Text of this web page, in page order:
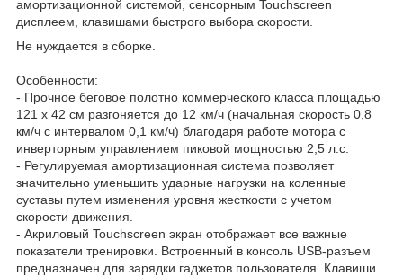
амортизационной системой, сенсорным Touchscreen
дисплеем, клавишами быстрого выбора скорости.
Не нуждается в сборке.
Особенности:
- Прочное беговое полотно коммерческого класса площадью
121 х 42 см разгоняется до 12 км/ч (начальная скорость 0,8
км/ч с интервалом 0,1 км/ч) благодаря работе мотора с
инверторным управлением пиковой мощностью 2,5 л.с.
- Регулируемая амортизационная система позволяет
значительно уменьшить ударные нагрузки на коленные
суставы путем изменения уровня жесткости с учетом
скорости движения.
- Акриловый Touchscreen экран отображает все важные
показатели тренировки. Встроенный в консоль USB-разъем
предназначен для зарядки гаджетов пользователя. Клавиши